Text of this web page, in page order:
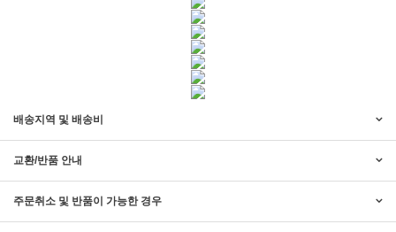
배송지역 및 배송비
교환/반품 안내
주문취소 및 반품이 가능한 경우